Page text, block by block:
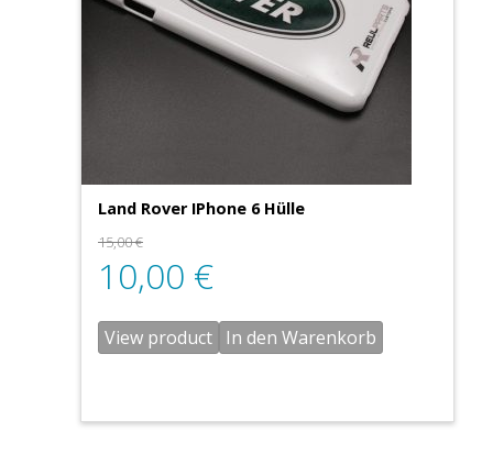
Land Rover IPhone 6 Hülle
15,00€
10,00 €
View product In den Warenkorb